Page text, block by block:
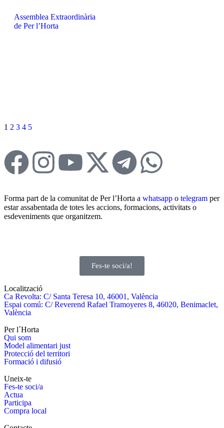
Assemblea Extraordinària
de Per l’Horta
1 2 3 4 5
Forma part de la comunitat de Per l’Horta a whatsapp o telegram per
estar assabentada de totes les accions, formacions, activitats o
esdeveniments que organitzem.
Fes-te soci/a!
Localització
Ca Revolta: C/ Santa Teresa 10, 46001, València
Espai comú: C/ Reverend Rafael Tramoyeres 8, 46020, Benimaclet,
València
Per l´Horta
Qui som
Model alimentari just
Protecció del territori
Formació i difusió
Uneix-te
Fes-te soci/a
Actua
Participa
Compra local